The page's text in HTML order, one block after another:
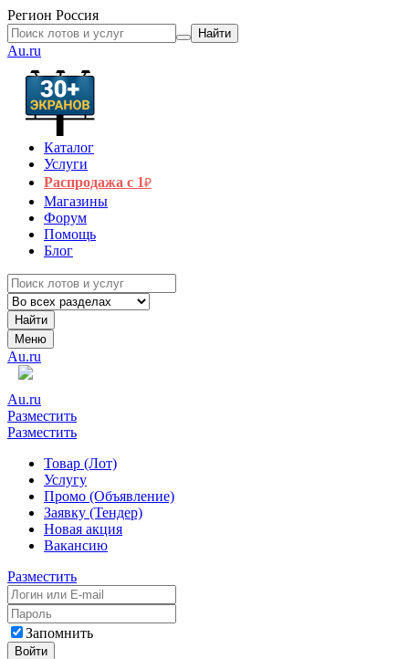
Регион Россия
Найти
Au.ru
Каталог
Услуги
Распродажа с 1₽
Магазины
Форум
Помощь
Блог
Найти
Меню
Au.ru
Au.ru
Разместить
Разместить
Товар (Лот)
Услугу
Промо (Объявление)
Заявку (Тендер)
Новая акция
Вакансию
Разместить
Запомнить
Войти